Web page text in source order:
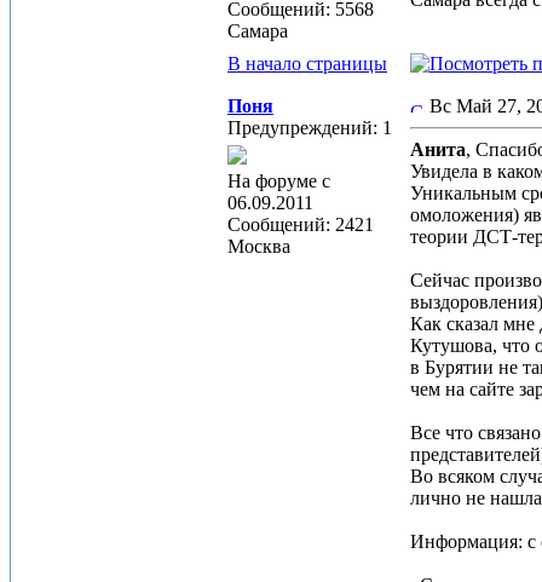
Сообщений: 5568
Самара
В начало страницы
Поня
Предупреждений: 1
На форуме с
06.09.2011
Сообщений: 2421
Москва
Вс Май 27,
Анита,
Увидела в
Уникальным
омоложения)
теории ДСТ-
Сейчас
Как сказал
Кутушова, что
в Бурятии не
чем на сайте
Все что
Во всяком
лично не
Информация: с